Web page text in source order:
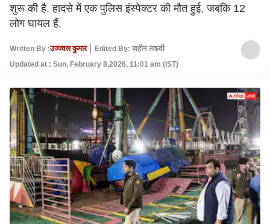
शुरू की है. हादसे में एक पुलिस इंस्पेक्टर की मौत हुई, जबकि 12
लोग घायल हैं.
Written By :उज्ज्वल कुमार
Edited By: ज़हीन तकवी
Updated at : Sun, February 8,2026, 11:01 am (IST)